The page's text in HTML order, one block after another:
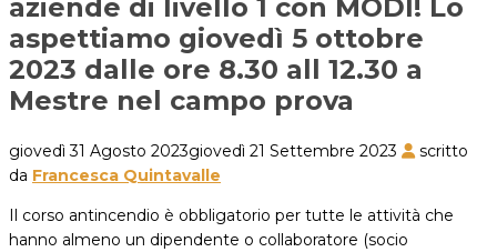
aziende di livello 1 con MODI! Lo
aspettiamo giovedì 5 ottobre
2023 dalle ore 8.30 all 12.30 a
Mestre nel campo prova
giovedì 31 Agosto 2023giovedì 21 Settembre 2023
scritto
da Francesca Quintavalle
Il corso antincendio è obbligatorio per tutte le attività che
hanno almeno un dipendente o collaboratore (socio